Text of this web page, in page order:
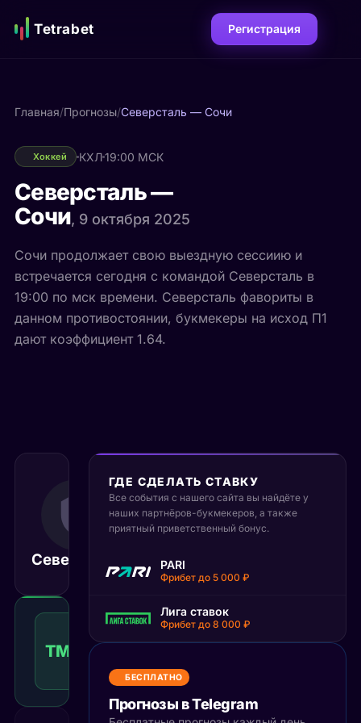
Tetrabet Регистрация
Главная/Прогнозы/Северсталь — Сочи
Хоккей КХЛ19:00 МСК
Северсталь —
Сочи, 9 октября 2025
Сочи продолжает свою выездную сессиию и
встречается сегодня с командой Северсталь в
19:00 по мск времени. Северсталь фавориты в
данном противостоянии, букмекеры на исход П1
дают коэффициент 1.64.
Северсталь
9 октября 2025
19:00
МСК
ТМ(6)
Тотал
Рекомендуемая
ставка
ГДЕ СДЕЛАТЬ СТАВКУ
Все события с нашего сайта вы найдёте у
наших партнёров-букмекеров, а также
приятный приветственный бонус.
PARI
Фрибет до 5 000 ₽
Лига ставок
Фрибет до 8 000 ₽
БЕСПЛАТНО
Прогнозы в Telegram